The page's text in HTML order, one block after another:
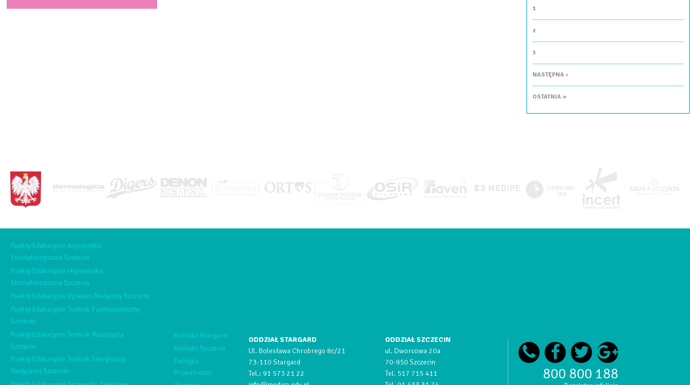
1
2
3
NASTĘPNA ›
OSTATNIA »
Punkty Edukacyjne Asystentka
Stomatologiczna Szczecin
Punkty Edukacyjne Higienistka
Stomatologiczna Szczecin
Punkty Edukacyjne Opiekun Medyczny Szczecin
Punkty Edukacyjne Technik Farmaceutyczny
Szczecin
Punkty Edukacyjne Technik Masażysta
Szczecin
Punkty Edukacyjne Technik Sterylizacji
Medycznej Szczecin
Kontakt Stargard
Kontakt Szczecin
Polityka
Prywatności
ODDZIAŁ STARGARD
Ul. Bolesława Chrobrego 8c/21
73-110 Stargard
Tel.: 91 573 21 22
ODDZIAŁ SZCZECIN
ul. Dworcowa 20a
70-950 Szczecin
Tel. 517 715 411
800 800 188